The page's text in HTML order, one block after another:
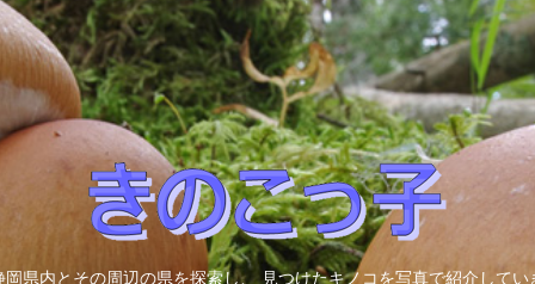
岡県内とその周辺の県を探索し、 見つけたキノコを写真で紹介してい